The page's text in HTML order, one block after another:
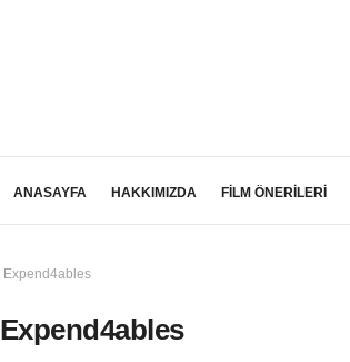
ANASAYFA HAKKIMIZDA FİLM ÖNERİLERİ
Expend4ables
Expend4ables